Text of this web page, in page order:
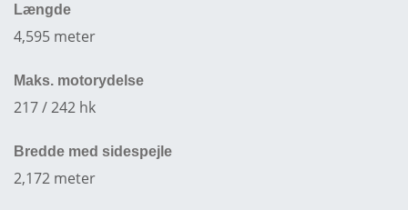
Længde
4,595 meter
Maks. motorydelse
217 / 242 hk
Bredde med sidespejle
2,172 meter